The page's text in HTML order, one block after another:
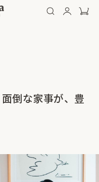
倒な家事が、豊